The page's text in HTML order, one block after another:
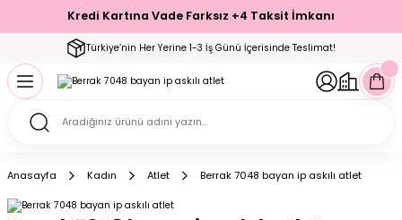
Kredi Kartına Vade Farksız +4 Taksit İmkanı
Türkiye’nin Her Yerine 1-3 İş Günü İçerisinde Teslimat!
Geri Dön
Geri Dön
Geri Dön
Geri Dön
Setler
Geri Dön
Geri Dön
Geri Dön
Çorap
Geri Dön
Geri Dön
Anasayfa Kadın Atlet Berrak 7048 bayan ip askılı atlet